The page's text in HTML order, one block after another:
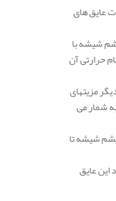
عایق های
شیشه با
حرارتی آن
مزیتهای
شمار می
شیشه تا
عایق